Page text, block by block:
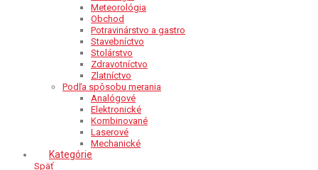
Meteorológia
Obchod
Potravinárstvo a gastro
Stavebníctvo
Stolárstvo
Zdravotníctvo
Zlatníctvo
Podľa spôsobu merania
Analógové
Elektronické
Kombinované
Laserové
Mechanické
Kategórie
Späť